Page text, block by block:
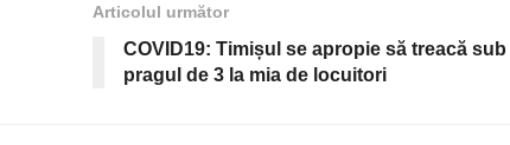
Articolul următor
COVID19: Timișul se apropie să treacă sub
pragul de 3 la mia de locuitori